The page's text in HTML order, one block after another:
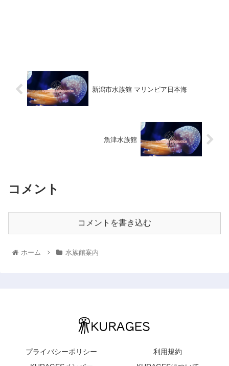
新潟市水族館 マリンピア日本海
魚津水族館
コメント
コメントを書き込む
ホーム 水族館案内
プライバシーポリシー
利用規約